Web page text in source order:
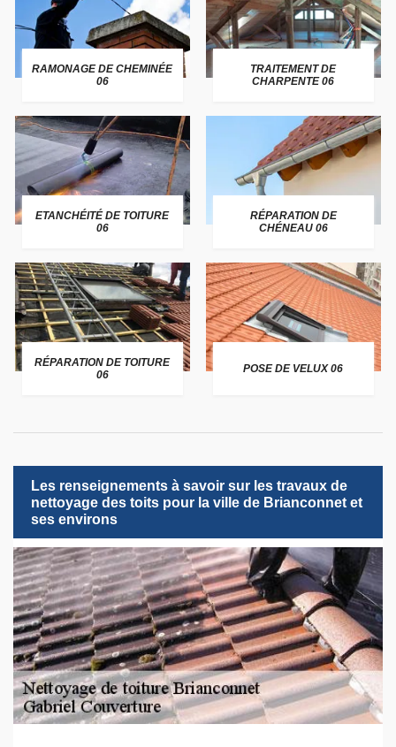
RAMONAGE DE CHEMINÉE
06
TRAITEMENT DE
CHARPENTE 06
ETANCHÉITÉ DE TOITURE
06
RÉPARATION DE
CHÉNEAU 06
RÉPARATION DE TOITURE
06
POSE DE VELUX 06
Les renseignements à savoir sur les travaux de
nettoyage des toits pour la ville de Brianconnet et
ses environs